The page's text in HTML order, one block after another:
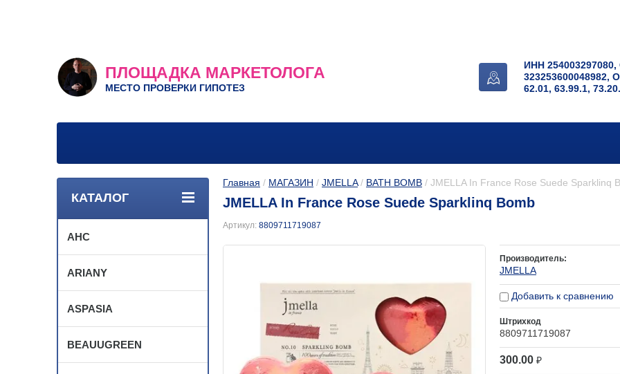
ПЛОЩАДКА МАРКЕТОЛОГА
МЕСТО ПРОВЕРКИ ГИПОТЕЗ
ИНН
323253600048982,
62.01, 63.99.1, 73.20.
Главная / МАГАЗИН / JMELLA / BATH BOMB / JMELLA In France Rose Suede Sparklinq
JMELLA In France Rose Suede Sparklinq Bomb
Артикул: 8809711719087
Производитель:
JMELLA
Добавить к сравнению
Штрихкод
8809711719087
300.00 ₽
КАТАЛОГ
AHC
ARIANY
ASPASIA
BEAUUGREEN